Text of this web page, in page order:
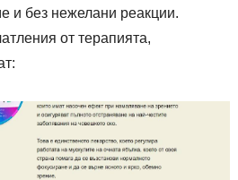
и без нежелани реакции.
от терапията,